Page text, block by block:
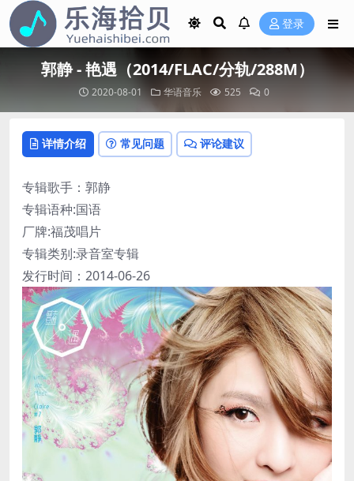
登录
郭静 - 艳遇（2014/FLAC/分轨/288M）
2020-08-01 华语音乐 525 0
详情介绍 常见问题 评论建议
专辑歌手：郭静
专辑语种:国语
厂牌:福茂唱片
专辑类别:录音室专辑
发行时间：2014-06-26